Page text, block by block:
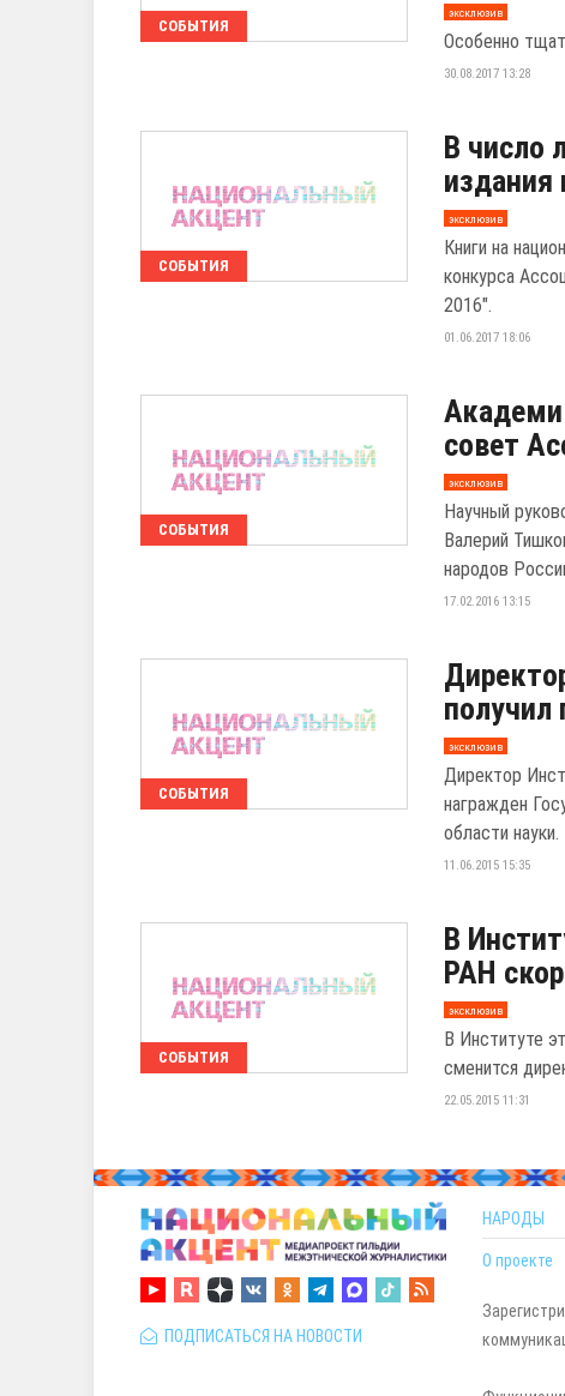
СОБЫТИЯ
эксклюзив
Особенно
30.08.2017 13:28
СОБЫТИЯ
В число
издания
эксклюзив
Книги на
конкурса
2016".
01.06.2017 18:06
СОБЫТИЯ
совет
эксклюзив
Научный
Валерий
народов
17.02.2016 13:15
СОБЫТИЯ
получил
эксклюзив
Директор
награжден
области науки.
11.06.2015 15:35
СОБЫТИЯ
В
РАН
эксклюзив
В Институте
сменится
22.05.2015 11:31
ПОДПИСАТЬСЯ НА НОВОСТИ
НАРОДЫ
О проекте